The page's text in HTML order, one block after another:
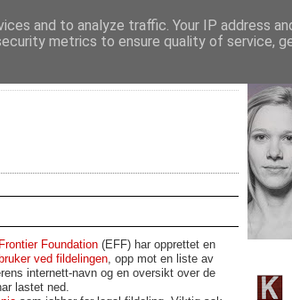
Foundation (EFF) har opprettet en
ved fildelingen, opp mot en liste av
internett-navn og en oversikt over de
lastet ned.
and to analyze traffic. Your IP address
metrics to ensure quality of service,